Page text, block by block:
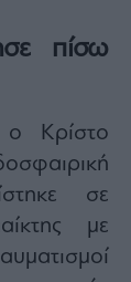
πίσω
ο Κρίστο
σε
με